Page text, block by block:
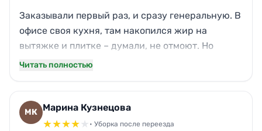
Заказывали первый раз, и сразу генеральную. В
офисе своя кухня, там накопился жир на
вытяжке и плитке – думали, не отмоют. Но
ребята справились блестяще: все поверхности
в две недели.
Читать полностью
МК Марина Кузнецова
★★★★★ • Уборка после переезда